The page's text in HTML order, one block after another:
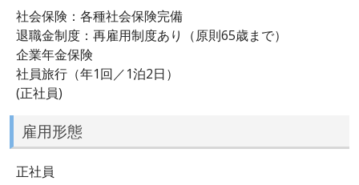
社会保険：各種社会保険完備
退職金制度：再雇用制度あり（原則65歳まで）
企業年金保険
社員旅行（年1回／1泊2日）
(正社員)
雇用形態
正社員